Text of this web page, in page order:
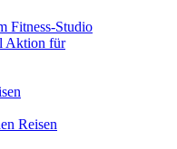
Fitness-Studio
Aktion für
Reisen